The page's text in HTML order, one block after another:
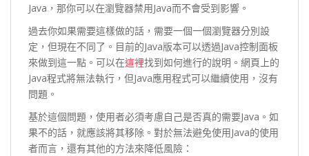
Java，那你可以在瀏覽器禁用Java而不會受到影響。
過去你如果需要這樣做的話，需要一個一個瀏覽器分別設
定，但現在不同了。目前的Java版本可以透過Java控制面板
來做到這一點。可以在這裡找到如何進行的說明。網頁上的
Java程式將無法執行，但Java應用程式可以繼續使用，沒有
問題。
基於這個問題，使用者必須考慮自己是否真的需要Java。如
果不的話，就應該將其移除。對於無法避免使用Java的使用
者而言，還有其他的方法來降低風險：